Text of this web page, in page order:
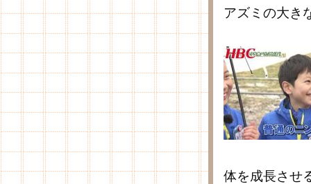
アズミの大き
体を成長させ